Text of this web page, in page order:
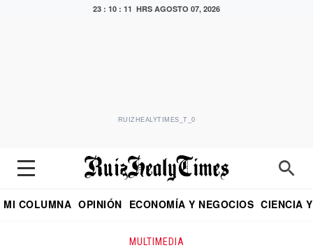
23 : 10 : 11 HRS AGOSTO 07, 2026
RUIZHEALYTIMES_T_0
MI COLUMNA OPINIÓN ECONOMÍA Y NEGOCIOS CIENCIA
MULTIMEDIA